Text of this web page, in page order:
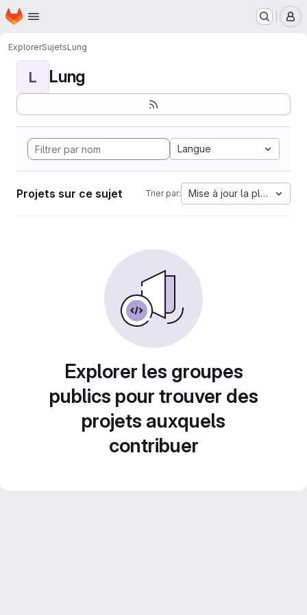
Passer au contenu principal
Page d'accueil
ExplorerSujetsLung
L Lung
Langue
Projets sur ce sujet Trier par: Mise à jour la plus
Explorer les groupes
publics pour trouver des
projets auxquels
contribuer